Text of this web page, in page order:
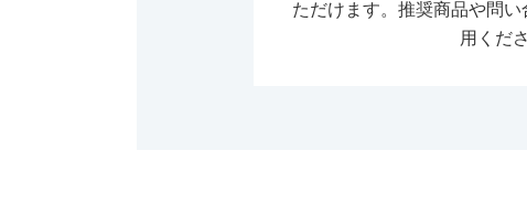
ただけます。推奨商品や問
用くだ